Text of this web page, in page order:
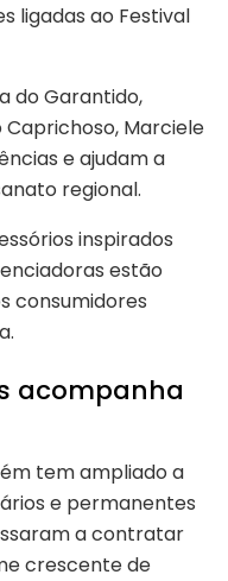
ligadas ao Festival
do Garantido,
Caprichoso, Marciele
e ajudam a
regional.
inspirados
estão
consumidores
acompanha
tem ampliado a
e permanentes
a contratar
crescente de